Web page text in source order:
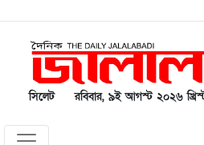
সিলেট রবিবার, ৯ই আগস্ট ২০২৬